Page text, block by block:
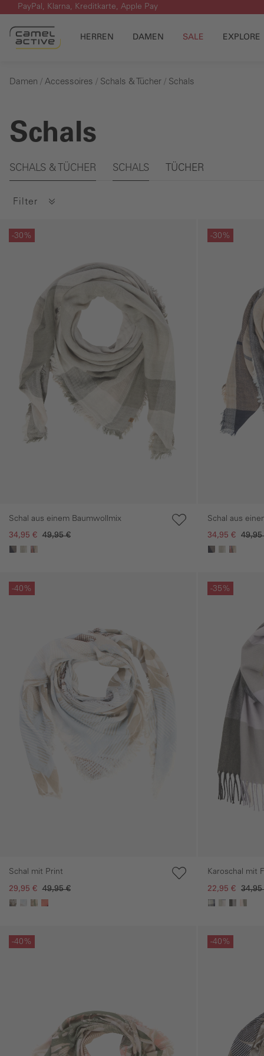
Hauptinhalt springen
Zur Suche springen
Zur Hauptnavigation springen
PayPal, Klarna, Kreditkarte, Apple Pay
HERREN DAMEN SALE EXPLORE
Damen Accessoires Schals & Tücher Schals
Schals
Galerie überspringen
SCHALS & TÜCHER SCHALS TÜCHER
Filter
-30%
Schal aus einem Baumwollmix
34,95 € 49,95 €
-30%
Schal aus
34,95 € 49,95
-40%
Schal mit Print
29,95 € 49,95 €
-35%
Karoschal mit
22,95 € 34,95
-40% -40%